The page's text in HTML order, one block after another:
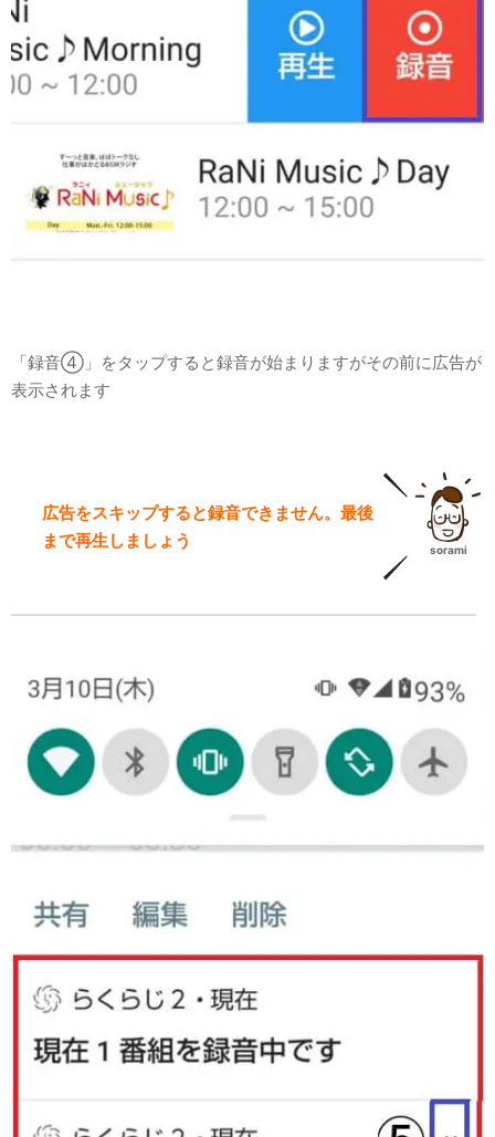
「録音④」をタップすると録音が始まりますがその前に広告が
表示されます
広告をスキップすると録音できません。 最後
まで再生しましょう
sorami